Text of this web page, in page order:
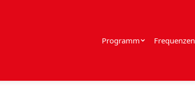
Programm Frequenzen